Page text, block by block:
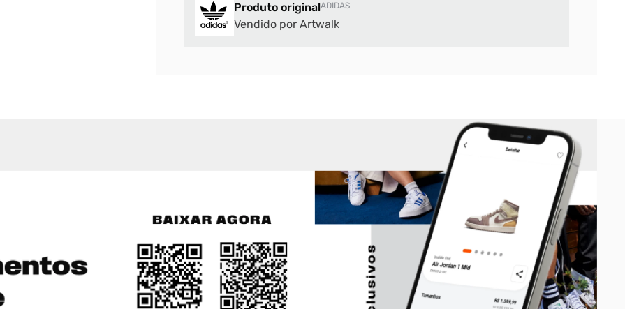
Produto originalADIDAS
Vendido por Artwalk